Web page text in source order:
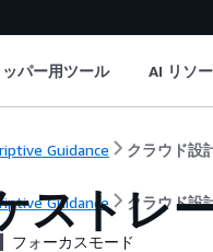
パー用ツール AI リソ
Guidance クラウド設
Guidance クラウド設
ストレ
フォーカスモード